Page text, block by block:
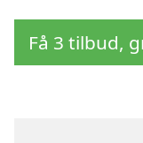
Få 3 tilbud,